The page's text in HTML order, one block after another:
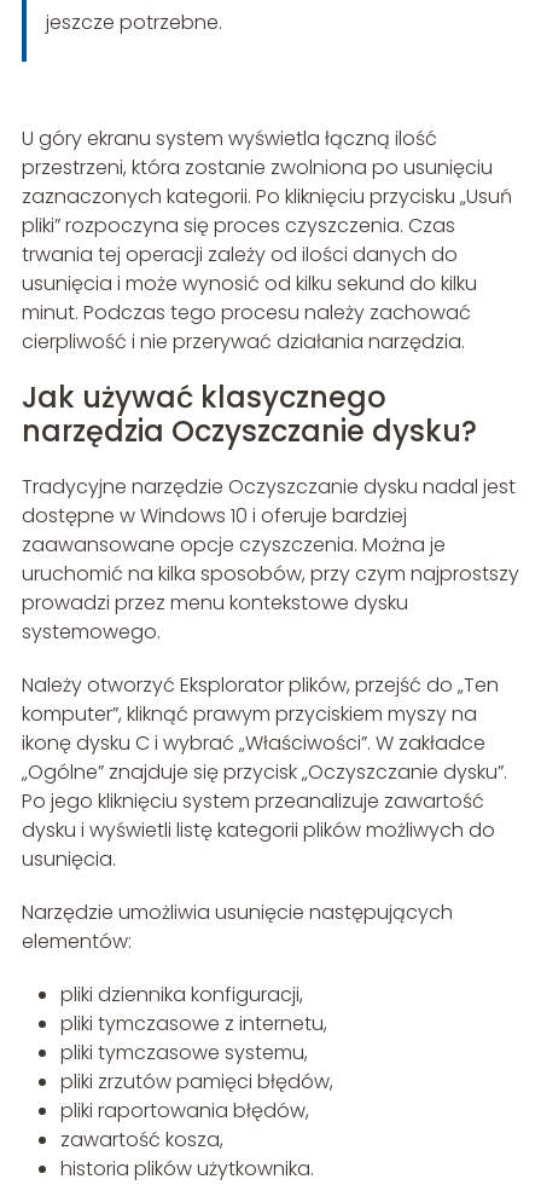
jeszcze potrzebne.
U góry ekranu system wyświetla łączną ilość
przestrzeni, która zostanie zwolniona po usunięciu
zaznaczonych kategorii. Po kliknięciu przycisku „Usuń
pliki” rozpoczyna się proces czyszczenia. Czas
trwania tej operacji zależy od ilości danych do
usunięcia i może wynosić od kilku sekund do kilku
minut. Podczas tego procesu należy zachować
cierpliwość i nie przerywać działania narzędzia.
Jak używać klasycznego
narzędzia Oczyszczanie dysku?
Tradycyjne narzędzie Oczyszczanie dysku nadal jest
dostępne w Windows 10 i oferuje bardziej
zaawansowane opcje czyszczenia. Można je
uruchomić na kilka sposobów, przy czym najprostszy
prowadzi przez menu kontekstowe dysku
systemowego.
Należy otworzyć Eksplorator plików, przejść do „Ten
komputer”, kliknąć prawym przyciskiem myszy na
ikonę dysku C i wybrać „Właściwości”. W zakładce
„Ogólne” znajduje się przycisk „Oczyszczanie dysku”.
Po jego kliknięciu system przeanalizuje zawartość
dysku i wyświetli listę kategorii plików możliwych do
usunięcia.
Narzędzie umożliwia usunięcie następujących
elementów:
pliki dziennika konfiguracji,
pliki tymczasowe z internetu,
pliki tymczasowe systemu,
pliki zrzutów pamięci błędów,
pliki raportowania błędów,
zawartość kosza,
historia plików użytkownika.